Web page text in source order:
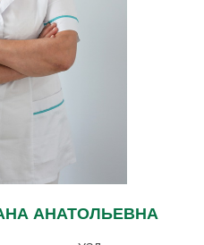
АНАТОЛЬЕВНА